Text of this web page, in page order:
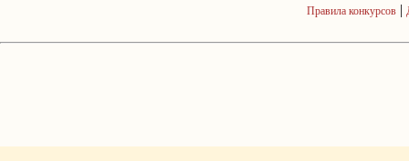
Правила конкурсов |